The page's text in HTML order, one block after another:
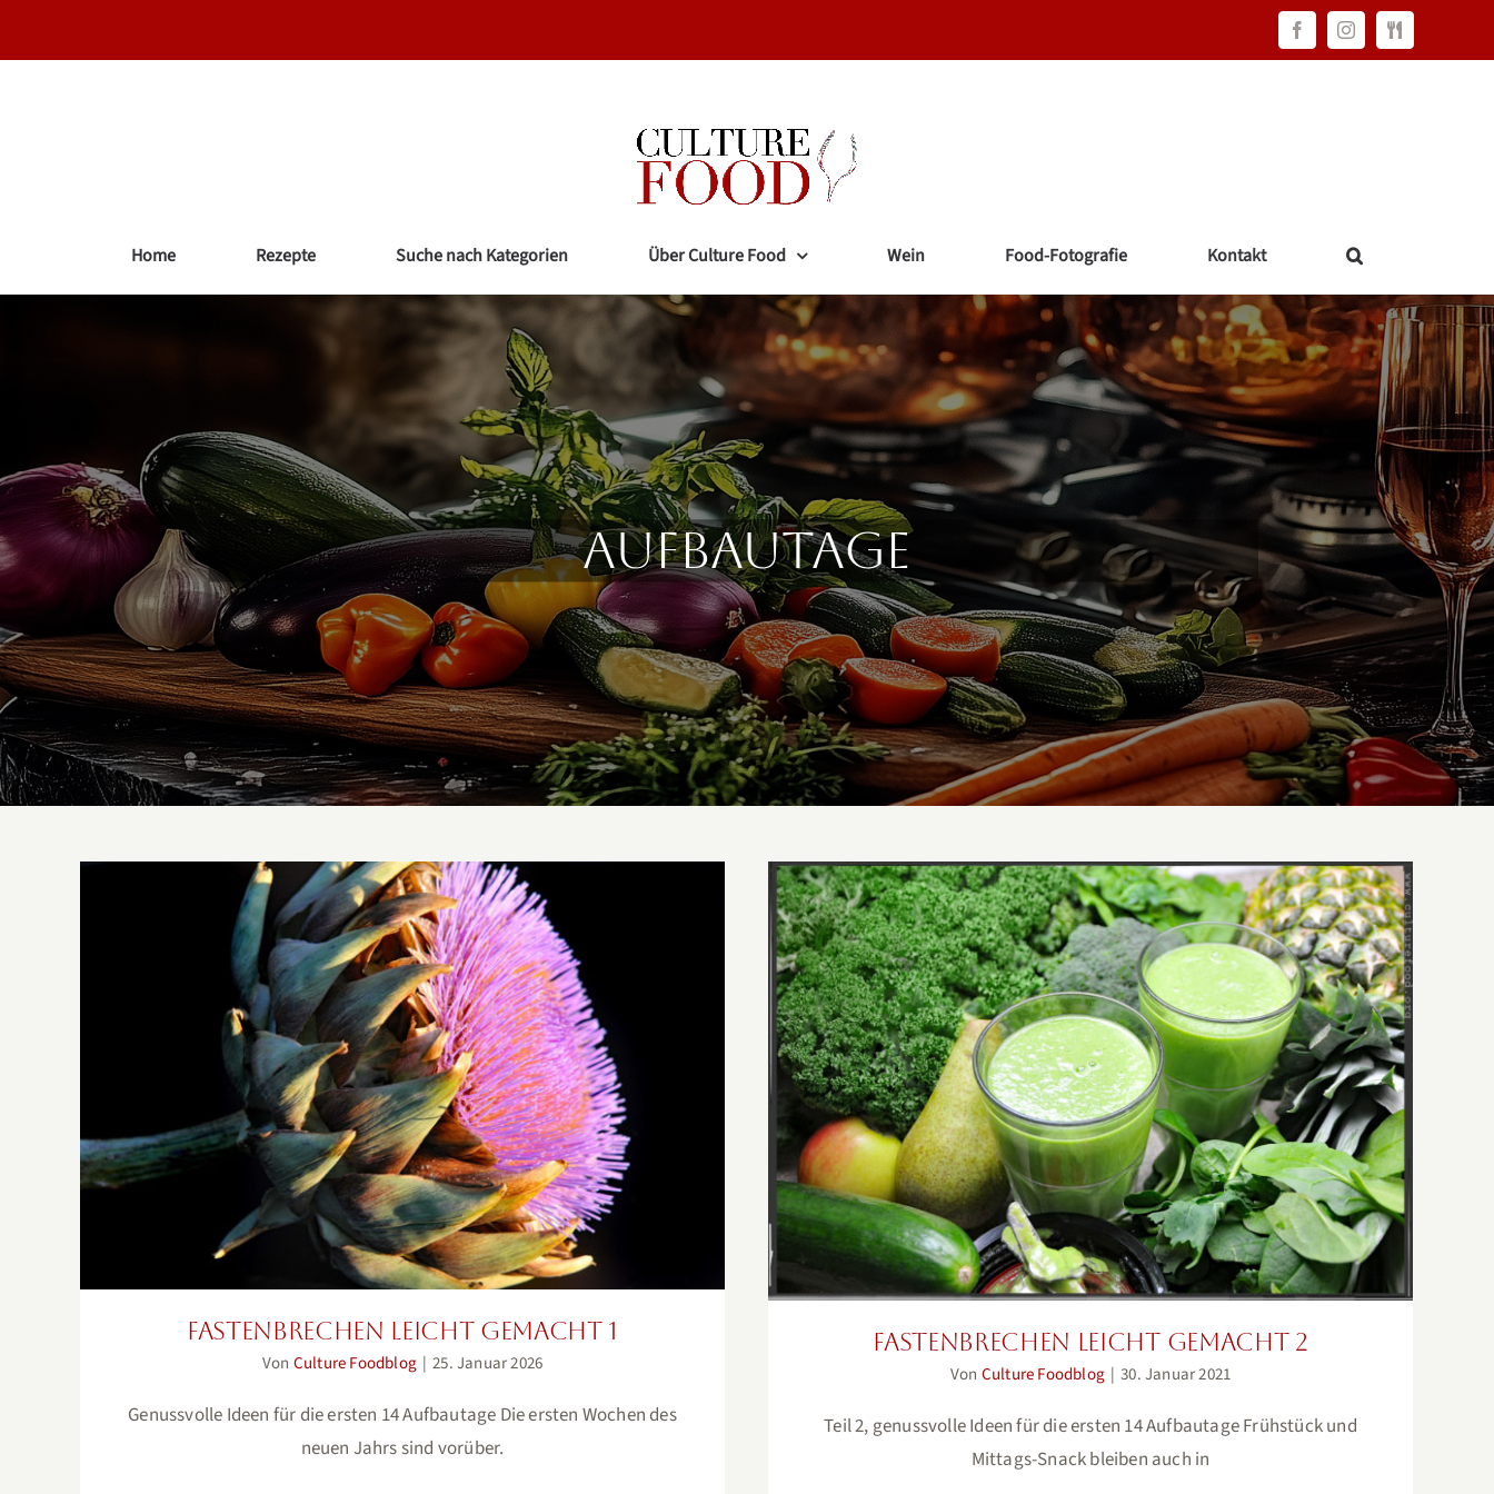
FacebookInstagramFAWC
Consulting
Home Rezepte Suche nach Kategorien Über Culture Food Wein Food-Fotografie Kontakt
aufbautage
Fastenbrechen leicht gemacht 1
Fastenbrechen leicht gemacht 1
Von Culture Foodblog | 25. Januar 2026
Genussvolle Ideen für die ersten 14 Aufbautage Die ersten Wochen des
neuen Jahrs sind vorüber.
Fastenbrechen leicht gemacht 2
Fastenbrechen leicht gemacht 2
Von Culture Foodblog | 30. Januar 2021
Teil 2, genussvolle Ideen für die ersten 14 Aufbautage Frühstück und
Mittags-Snack bleiben auch in